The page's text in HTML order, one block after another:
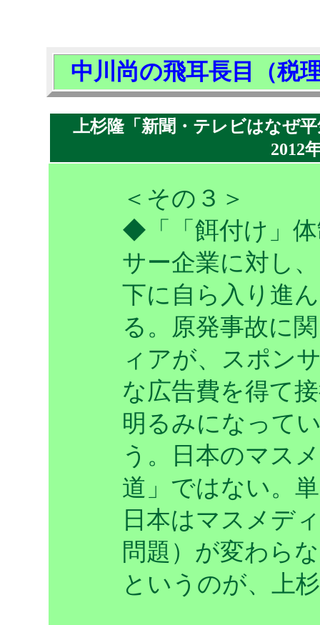
中川尚の飛耳長目（税
上杉隆「新聞・テレビはなぜ
2012
＜その３＞
◆「「餌付け」
サー企業に対し
下に自ら入り進
る。原発事故に
ィアが、スポン
な広告費を得て
明るみになって
う。日本のマス
道」ではない。
日本はマスメデ
問題）が変わら
というのが、上